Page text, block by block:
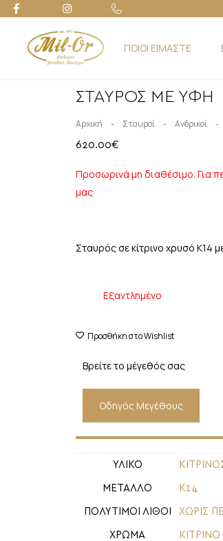
ΠΟΙΟΙ ΕΙΜΑΣΤΕ
ΣΤΑΥΡΟΣ ΜΕ ΥΦΗ
Αρχική - Σταυροί - Ανδρικοί -
620.00€
Προσωρινά μη διαθέσιμο. Για
μας
Σταυρός σε κίτρινο χρυσό Κ14
Εξαντλημένο
Προσθήκη στο Wishlist
Βρείτε το μέγεθός σας
Οδηγός Μεγέθους
ΥΛΙΚΟ
ΜΕΤΑΛΛΟ Κ14
ΠΟΛΥΤΙΜΟΙ ΛΙΘΟΙ ΧΩΡΙΣ
ΧΡΩΜΑ ΚΙΤΡΙΝΟ